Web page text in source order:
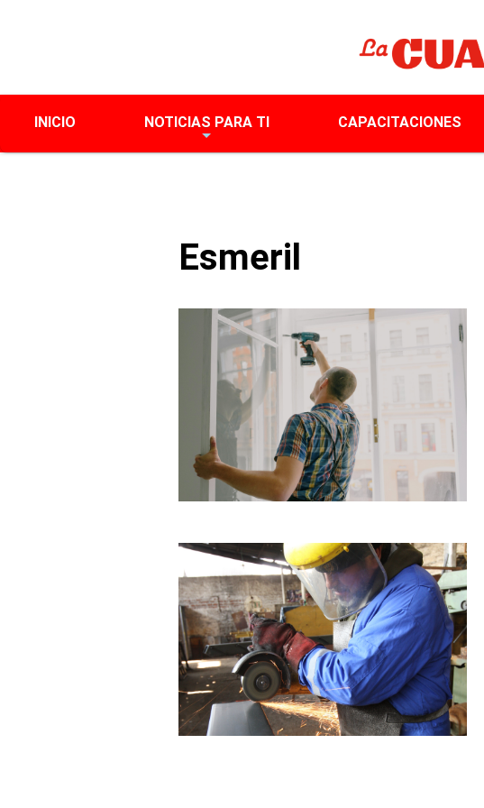
INICIO NOTICIAS PARA TI CAPACITACIONES
Esmeril